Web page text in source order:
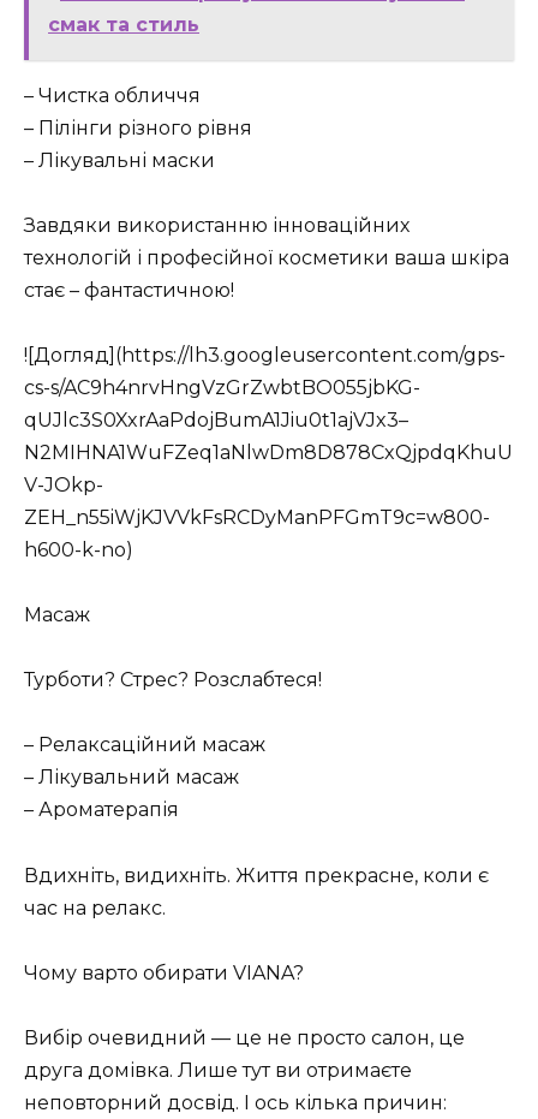
смак та стиль
– Чистка обличчя
– Пілінги різного рівня
– Лікувальні маски
Завдяки використанню інноваційних
технологій і професійної косметики ваша шкіра
стає – фантастичною!
![Догляд](https://lh3.googleusercontent.com/gps-
cs-s/AC9h4nrvHngVzGrZwbtBO055jbKG-
qUJlc3S0XxrAaPdojBumA1Jiu0t1ajVJx3–
N2MIHNA1WuFZeq1aNlwDm8D878CxQjpdqKhuU
V-JOkp-
ZEH_n55iWjKJVVkFsRCDyManPFGmT9c=w800-
h600-k-no)
Масаж
Турботи? Стрес? Розслабтеся!
– Релаксаційний масаж
– Лікувальний масаж
– Ароматерапія
Вдихніть, видихніть. Життя прекрасне, коли є
час на релакс.
Чому варто обирати VIANA?
Вибір очевидний — це не просто салон, це
друга домівка. Лише тут ви отримаєте
неповторний досвід. І ось кілька причин: